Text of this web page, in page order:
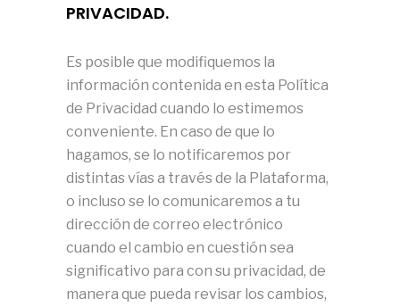
PRIVACIDAD.
Es posible que modifiquemos la
información contenida en esta Política
de Privacidad cuando lo estimemos
conveniente. En caso de que lo
hagamos, se lo notificaremos por
distintas vías a través de la Plataforma,
o incluso se lo comunicaremos a tu
dirección de correo electrónico
cuando el cambio en cuestión sea
significativo para con su privacidad, de
manera que pueda revisar los cambios,